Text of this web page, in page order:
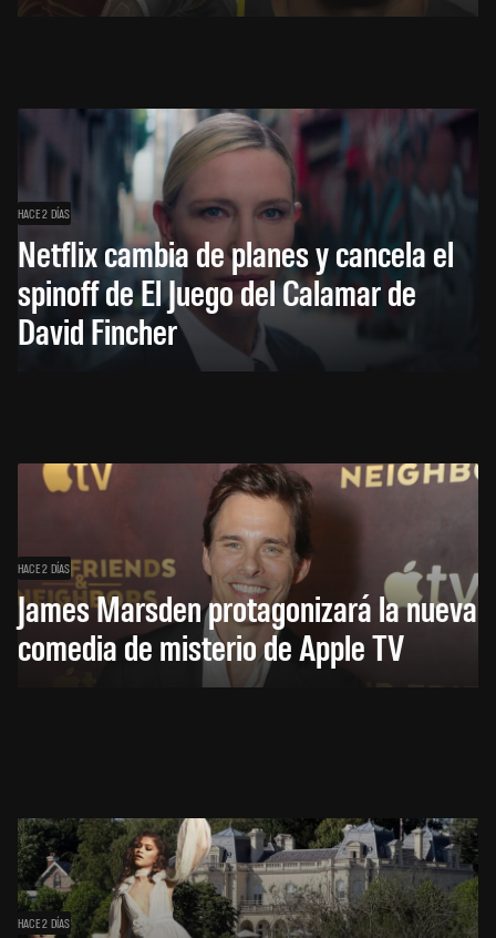
HACE 2 DÍAS
Netflix cambia de planes y cancela el
spinoff de El Juego del Calamar de
David Fincher
HACE 2 DÍAS
James Marsden protagonizará la nueva
comedia de misterio de Apple TV
HACE 2 DÍAS